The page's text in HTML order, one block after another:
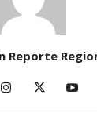
Reporte